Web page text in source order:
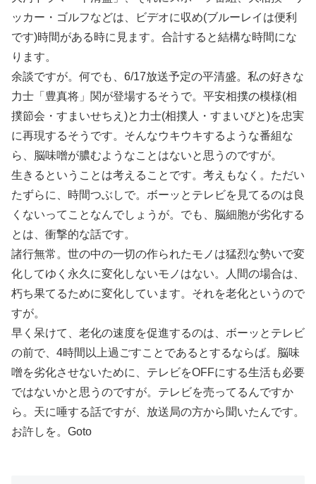
ッカー・ゴルフなどは、ビデオに収め(ブルーレイは便利
です)時間がある時に見ます。合計すると結構な時間にな
ります。
余談ですが。何でも、6/17放送予定の平清盛。私の好きな
力士「豊真将」関が登場するそうで。平安相撲の模様(相
撲節会・すまいせちえ)と力士(相撲人・すまいびと)を忠実
に再現するそうです。そんなウキウキするような番組な
ら、脳味噌が膿むようなことはないと思うのですが。
生きるということは考えることです。考えもなく。ただい
たずらに、時間つぶしで。ボーッとテレビを見てるのは良
くないってことなんでしょうが。でも、脳細胞が劣化する
とは、衝撃的な話です。
諸行無常。世の中の一切の作られたモノは猛烈な勢いで変
化してゆく永久に変化しないモノはない。人間の場合は、
朽ち果てるために変化しています。それを老化というので
すが。
早く呆けて、老化の速度を促進するのは、ボーッとテレビ
の前で、4時間以上過ごすことであるとするならば。脳味
噌を劣化させないために、テレビをOFFにする生活も必要
ではないかと思うのですが。テレビを売ってるんですか
ら。天に唾する話ですが、放送局の方から聞いたんです。
お許しを。Goto